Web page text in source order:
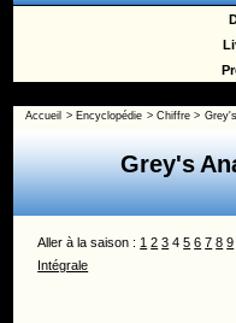
Accueil > Encyclopédie >Chiffre >
Grey's
Aller à la saison : 1 2 3 45 6 7 8 9
Intégrale